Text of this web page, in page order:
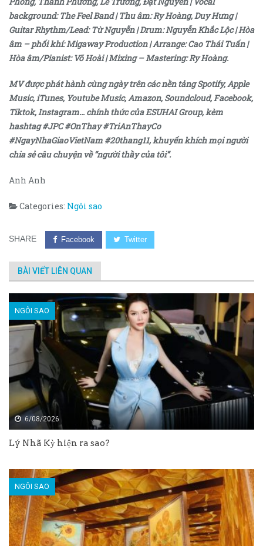
background: The Feel Band | Thu âm: Ry Hoàng, Duy Hưng |
Guitar Rhythm/Lead: Từ Nguyễn | Drum: Nguyễn Khắc Lộc | Hòa
âm – phối khí: Migaway Production | Arrange: Cao Thái Tuấn |
Hòa âm/Pianist: Võ Hoài | Mixing – Mastering: Ry Hoàng.
MV được phát hành cùng ngày trên các nền tảng Spotify, Apple
Music, iTunes, Youtube Music, Amazon, Soundcloud, Facebook,
Tiktok, Instagram… chính thức của ESUHAI Group, kèm
hashtag #JPC #OnThay #TriAnThayCo
#NgayNhaGiaoVietNam #20thang11, khuyến khích mọi người
chia sẻ câu chuyện về “người thầy của tôi”.
Anh Anh
Categories: Ngôi sao
SHARE Facebook Twitter
BÀI VIẾT LIÊN QUAN
NGÔI SAO
6/08/2026
Lý Nhã Kỳ hiện ra sao?
NGÔI SAO